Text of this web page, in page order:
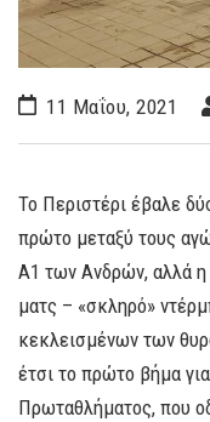
11 Μαΐου, 2021
Το Περιστέρι έβαλε
πρώτο μεταξύ τους
Α1 των Ανδρών, αλλά η
ματς – «σκληρό»
κεκλεισμένων των
έτσι το πρώτο βήμα
Πρωταθλήματος, που